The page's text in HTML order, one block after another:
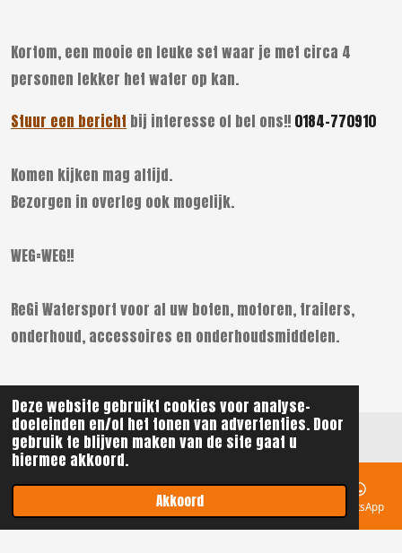
Deze website gebruikt cookies voor analyse-
doeleinden en/of het tonen van advertenties. Door
gebruik te blijven maken van de site gaat u
hiermee akkoord.
Akkoord
Kortom, een mooie en leuke set waar je met circa 4
personen lekker het water op kan.
Stuur een bericht bij interesse of bel ons!! 0184-770910
Komen kijken mag altijd.
Bezorgen in overleg ook mogelijk.
WEG=WEG!!
ReGi Watersport voor al uw boten, motoren, trailers,
onderhoud, accessoires en onderhoudsmiddelen.
© 2021 - 2026 ReGi Watersport
Telefoonnummer WhatsApp